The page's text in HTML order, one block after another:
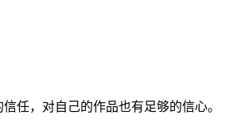
任，对自己的作品也有足够的信心。